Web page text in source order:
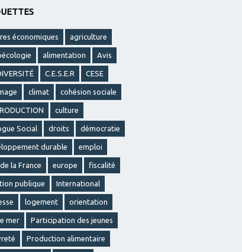
économiques agriculture
alimentation Avis
C.E.S.E.R CESE
climat cohésion sociale
culture
Social droits démocratie
durable emploi
la France europe fiscalité
publique International
logement orientation
mer Participation des jeunes
Production alimentaire